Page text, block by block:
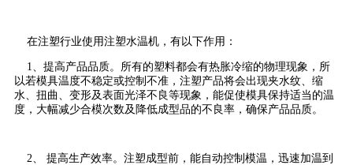
在注塑行业使用注塑水温机，有以下作用：
1、提高产品品质。所有的塑料都会有热胀冷缩的物理现象，所
以若模具温度不稳定或控制不准，注塑产品将会出现夹水纹、缩
水、扭曲、变形及表面光泽不良等现象，能促使模具保持适当的温
度，大幅减少合模次数及降低成型品的不良率，确保产品品质。
2、 提高生产效率。注塑成型前，能自动控制模温，迅速加温到